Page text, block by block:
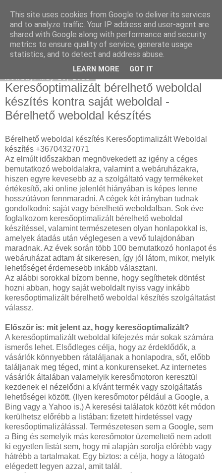
Mercedes külföldről
Keresőoptimalizált bérelhető weboldal
készítés kontra saját weboldal -
Bérelhető weboldal készítés
Bérelhető weboldal készítés Keresőoptimalizált Weboldal
készítés +36704327071
Az elmúlt időszakban megnövekedett az igény a céges
bemutatkozó weboldalakra, valamint a webáruházakra,
hiszen egyre kevesebb az a szolgáltató vagy termékeket
értékesítő, aki online jelenlét hiányában is képes lenne
hosszútávon fennmaradni. A cégek két irányban tudnak
gondolkodni: saját vagy bérelhető weboldalban. Sok éve
foglalkozom keresőoptimalizált bérelhető weboldal
készítéssel, valamint természetesen olyan honlapokkal is,
amelyek átadás után véglegesen a vevő tulajdonában
maradnak. Az évek során több 100 bemutatkozó honlapot és
webáruházat adtam át sikeresen, így jól látom, mikor, melyik
lehetőséget érdemesebb inkább választani.
Az alábbi sorokkal bízom benne, hogy segíthetek döntést
hozni abban, hogy saját weboldalt nyiss vagy inkább
keresőoptimalizált bérelhető weboldal készítés szolgáltatást
válassz.
Először is: mit jelent az, hogy keresőoptimalizált?
A keresőoptimalizált weboldal kifejezés már sokak számára
ismerős lehet. Elsődleges célja, hogy az érdeklődők, a
vásárlók könnyebben rátaláljanak a honlapodra, sőt, előbb
találjanak meg téged, mint a konkurenseket. Az internetes
vásárlók általában valamelyik keresőmotoron keresztül
kezdenek el nézelődni a kívánt termék vagy szolgáltatás
lehetőségei között. (Ilyen keresőmotor például a Google, a
Bing vagy a Yahoo is.) A keresési találatok között két módon
kerülhetsz előrébb a listában: fizetett hirdetéssel vagy
keresőoptimalizálással. Természetesen sem a Google, sem
a Bing és semelyik más keresőmotor üzemeltető nem adott
ki egyetlen listát sem, hogy mi alapján sorolja előrébb vagy
hátrébb a tartalmakat. Egy biztos: a célja, hogy a látogató
elégedett legyen azzal, amit talál.
This site uses cookies from Google to deliver its services
and to analyze traffic. Your IP address and user-agent are
shared with Google along with performance and security
metrics to ensure quality of service, generate usage
statistics, and to detect and address abuse.
LEARN MORE GOT IT